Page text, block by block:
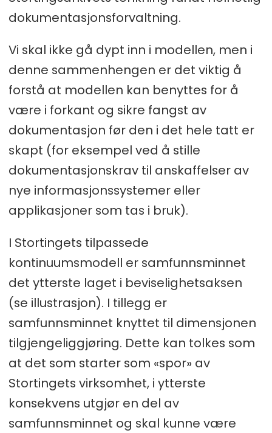
dokumentasjonsforvaltning.
Vi skal ikke gå dypt inn i modellen, men i
denne sammenhengen er det viktig å
forstå at modellen kan benyttes for å
være i forkant og sikre fangst av
dokumentasjon før den i det hele tatt er
skapt (for eksempel ved å stille
dokumentasjonskrav til anskaffelser av
nye informasjonssystemer eller
applikasjoner som tas i bruk).
I Stortingets tilpassede
kontinuumsmodell er samfunnsminnet
det ytterste laget i beviselighetsaksen
(se illustrasjon). I tillegg er
samfunnsminnet knyttet til dimensjonen
tilgjengeliggjøring. Dette kan tolkes som
at det som starter som «spor» av
Stortingets virksomhet, i ytterste
konsekvens utgjør en del av
samfunnsminnet og skal kunne være